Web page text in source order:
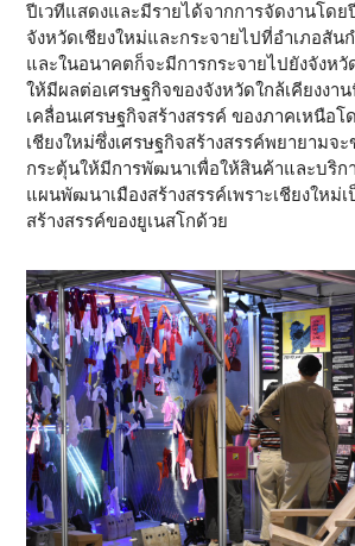
ปีเวทีแสดงและมีรายได้จากการจัดงานโด
จังหวัดเชียงใหม่และกระจายไปที่อำเภอสั
และในอนาคตก็จะมีการกระจายไปยังจังหวั
ให้มีผลต่อเศรษฐกิจของจังหวัดใกล้เคียงงา
เคลื่อนเศรษฐกิจสร้างสรรค์ ของภาคเหนือโ
เชียงใหม่ซึ่งเศรษฐกิจสร้างสรรค์พยายามจ
กระตุ้นให้มีการพัฒนาเพื่อให้สินค้าและบริก
แผนพัฒนาเมืองสร้างสรรค์เพราะเชียงใหม่เ
สร้างสรรค์ของยูเนสโกด้วย